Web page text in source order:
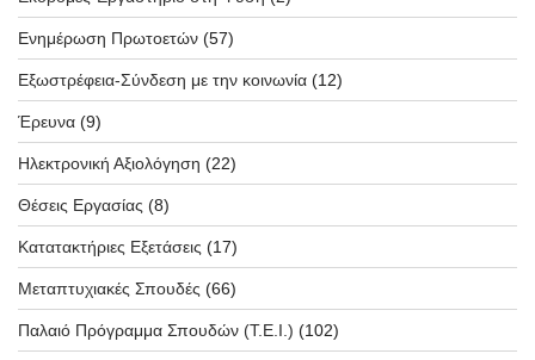
Ενημέρωση Πρωτοετών (57)
Εξωστρέφεια-Σύνδεση με την κοινωνία (12)
Έρευνα (9)
Ηλεκτρονική Αξιολόγηση (22)
Θέσεις Εργασίας (8)
Κατατακτήριες Εξετάσεις (17)
Μεταπτυχιακές Σπουδές (66)
Παλαιό Πρόγραμμα Σπουδών (T.E.I.) (102)